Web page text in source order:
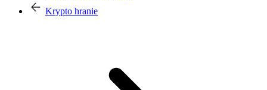
Krypto hranie